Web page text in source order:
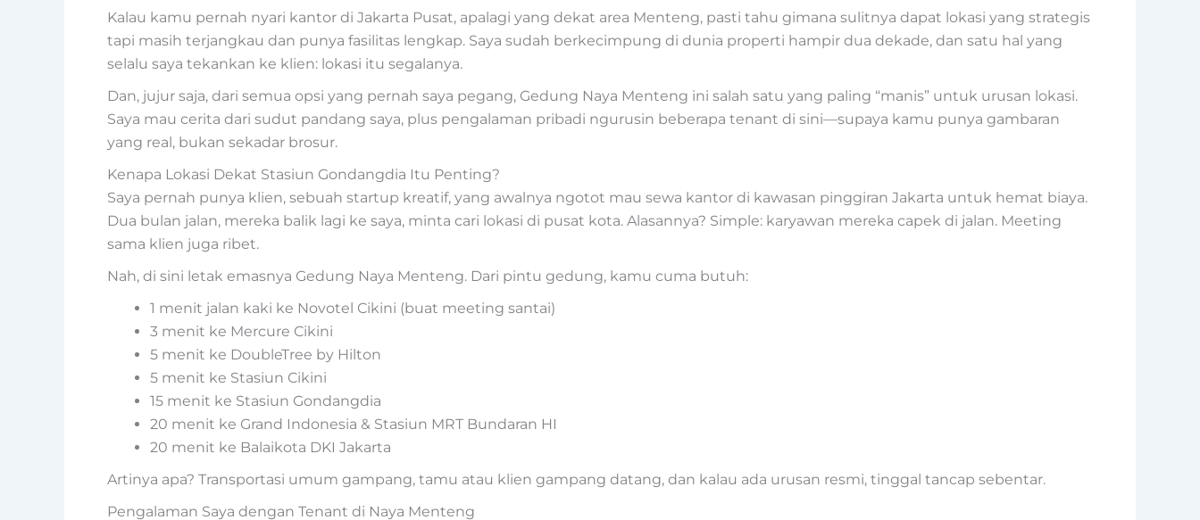
Kalau kamu pernah nyari kantor di Jakarta Pusat, apalagi yang dekat area Menteng, pasti tahu gimana sulitnya dapat lokasi yang strategis
tapi masih terjangkau dan punya fasilitas lengkap. Saya sudah berkecimpung di dunia properti hampir dua dekade, dan satu hal yang
selalu saya tekankan ke klien: lokasi itu segalanya.
Dan, jujur saja, dari semua opsi yang pernah saya pegang, Gedung Naya Menteng ini salah satu yang paling “manis” untuk urusan lokasi.
Saya mau cerita dari sudut pandang saya, plus pengalaman pribadi ngurusin beberapa tenant di sini—supaya kamu punya gambaran
yang real, bukan sekadar brosur.
Kenapa Lokasi Dekat Stasiun Gondangdia Itu Penting?
Saya pernah punya klien, sebuah startup kreatif, yang awalnya ngotot mau sewa kantor di kawasan pinggiran Jakarta untuk hemat biaya.
Dua bulan jalan, mereka balik lagi ke saya, minta cari lokasi di pusat kota. Alasannya? Simple: karyawan mereka capek di jalan. Meeting
sama klien juga ribet.
Nah, di sini letak emasnya Gedung Naya Menteng. Dari pintu gedung, kamu cuma butuh:
1 menit jalan kaki ke Novotel Cikini (buat meeting santai)
3 menit ke Mercure Cikini
5 menit ke DoubleTree by Hilton
5 menit ke Stasiun Cikini
15 menit ke Stasiun Gondangdia
20 menit ke Grand Indonesia & Stasiun MRT Bundaran HI
20 menit ke Balaikota DKI Jakarta
Artinya apa? Transportasi umum gampang, tamu atau klien gampang datang, dan kalau ada urusan resmi, tinggal tancap sebentar.
Pengalaman Saya dengan Tenant di Naya Menteng